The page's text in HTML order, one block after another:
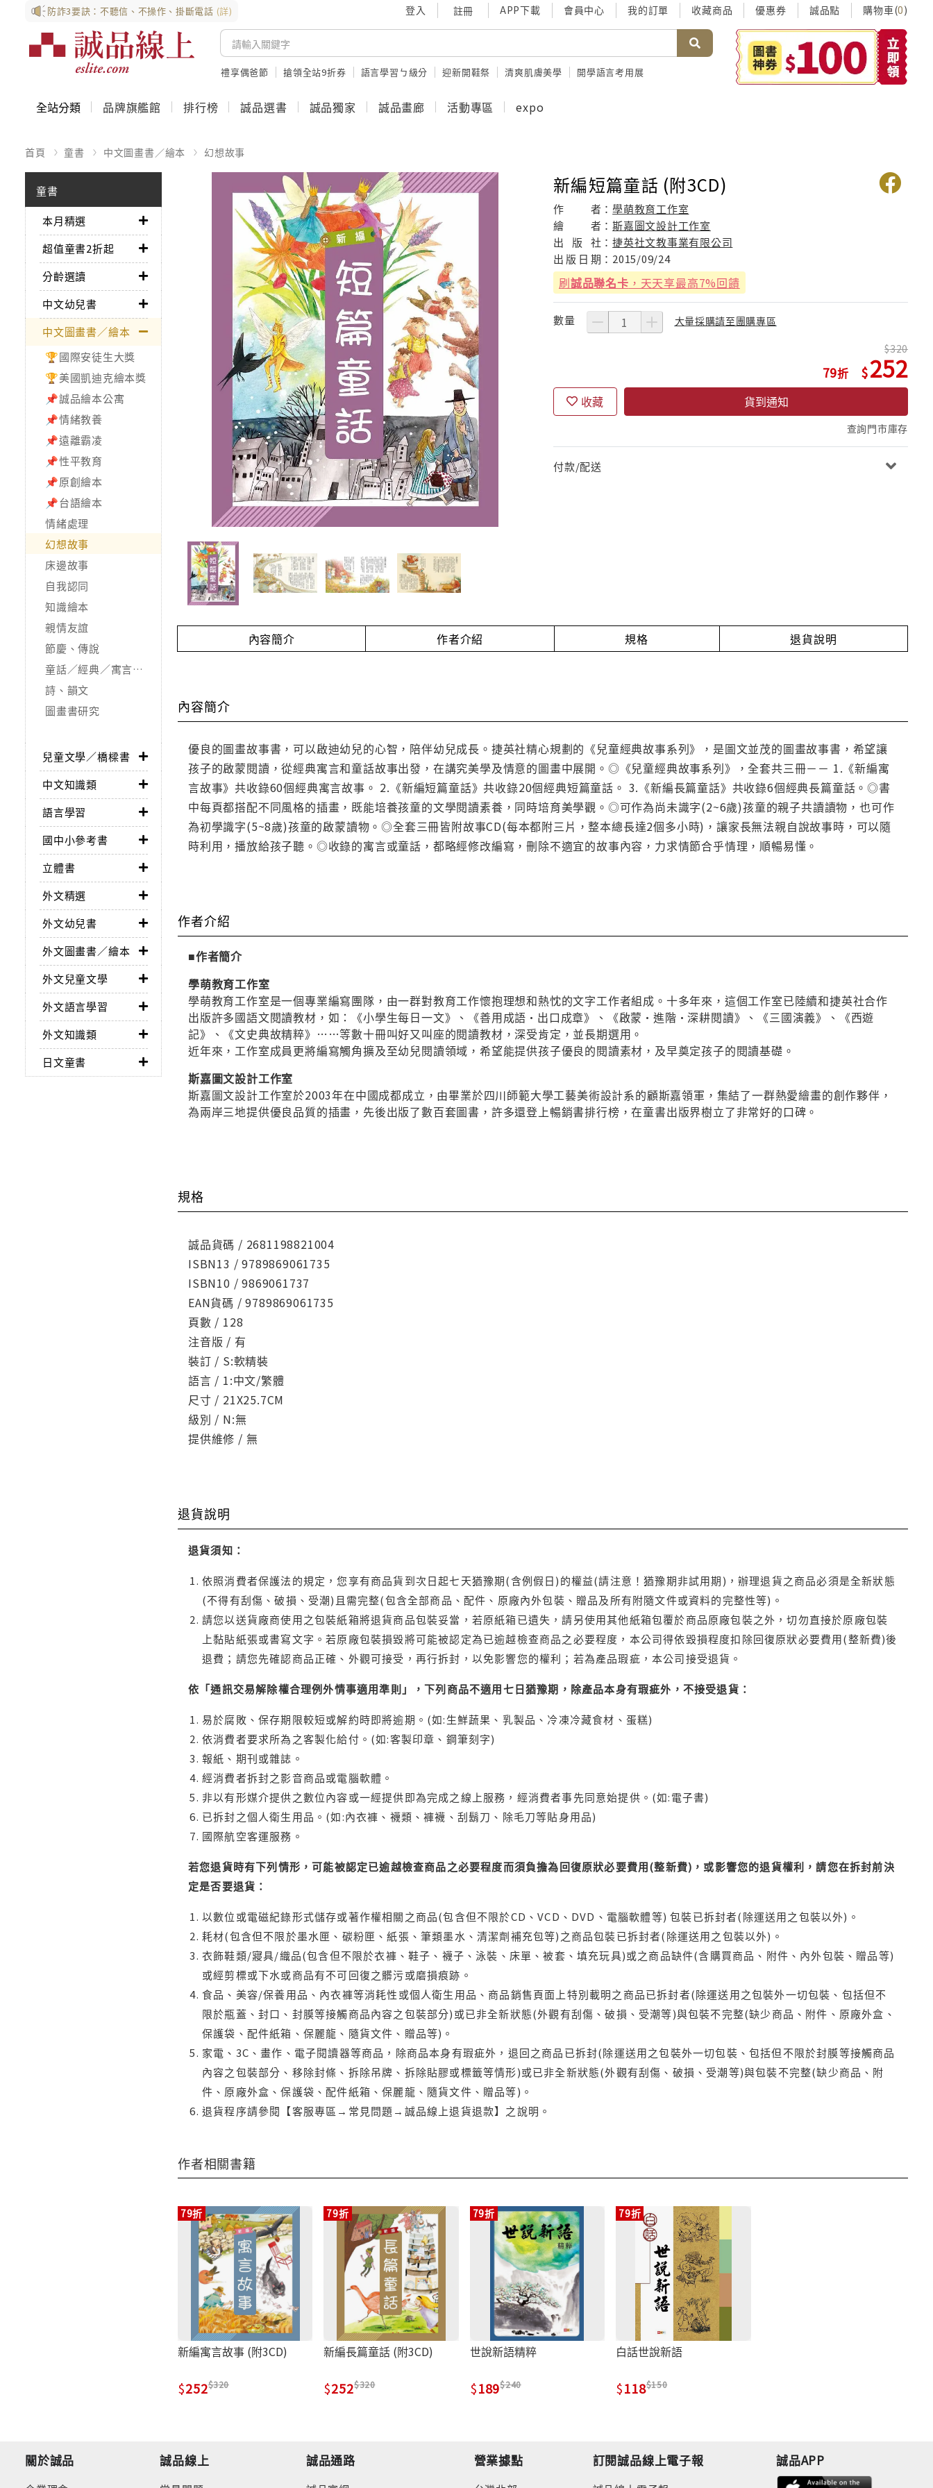
防詐3要訣：不聽信、不操作、掛斷電話 (詳) 登入 註冊 APP下載 會員中心 我的訂單 收藏商品 優惠券 誠品點 購物車(0)
禮享偶爸節 搶領全站9折券 語言學習ㄅ級分 迎新開鞋祭 清爽肌膚美學 開學語言考用展
全站分類 品牌旗艦館 排行榜 誠品選書 誠品獨家 誠品畫廊 活動專區 expo
首頁 童書 中文圖畫書／繪本 幻想故事
童書
本月精選
超值童書2折起
分齡選讀
中文幼兒書
中文圖畫書／繪本
🏆國際安徒生大獎
🏆美國凱迪克繪本獎
📌誠品繪本公寓
📌情緒教養
📌遠離霸凌
📌性平教育
📌原創繪本
📌台語繪本
情緒處理
幻想故事
床邊故事
自我認同
知識繪本
親情友誼
節慶、傳說
童話／經典／寓言故事
詩、韻文
圖畫書研究
兒童文學／橋樑書
中文知識類
語言學習
國中小參考書
立體書
外文精選
外文幼兒書
外文圖畫書／繪本
外文兒童文學
外文語言學習
外文知識類
日文童書
新編短篇童話 (附3CD)
作 者：學萌教育工作室
繪
者：斯嘉圖文設計工作室
出
版 社：捷英社文教事業有限公司
出 版 日 期： 2015/09/24
刷誠品聯名卡 ，天天享最高7%回饋
數量 大量採購請至團購專區
79
320
252
收藏 貨到通知
查詢門市庫存
付款/配送
內容簡介 作者介紹 規格 退貨說明
內容簡介
優良的圖畫故事書，可以啟迪幼兒的心智，陪伴幼兒成長。捷英社精心規劃的《兒童經典故事系列》，是圖文並茂的圖畫故事書，希望讓
孩子的啟蒙閱讀，從經典寓言和童話故事出發，在講究美學及情意的圖畫中展開。◎《兒童經典故事系列》，全套共三冊－－ 1.《新編寓
言故事》共收錄60個經典寓言故事。 2.《新編短篇童話》共收錄20個經典短篇童話。 3.《新編長篇童話》共收錄6個經典長篇童話。◎書
中每頁都搭配不同風格的插畫，既能培養孩童的文學閱讀素養，同時培育美學觀。◎可作為尚未識字(2~6歲)孩童的親子共讀讀物，也可作
為初學識字(5~8歲)孩童的啟蒙讀物。◎全套三冊皆附故事CD(每本都附三片，整本總長達2個多小時)，讓家長無法親自說故事時，可以隨
時利用，播放給孩子聽。◎收錄的寓言或童話，都略經修改編寫，刪除不適宜的故事內容，力求情節合乎情理，順暢易懂。
作者介紹
■作者簡介
學萌教育工作室
學萌教育工作室是一個專業編寫團隊，由一群對教育工作懷抱理想和熱忱的文字工作者組成。十多年來，這個工作室已陸續和捷英社合作
出版許多國語文閱讀教材，如：《小學生每日一文》、《善用成語•出口成章》、《啟蒙•進階•深耕閱讀》、《三國演義》、《西遊
記》、《文史典故精粹》……等數十冊叫好又叫座的閱讀教材，深受肯定，並長期選用。
近年來，工作室成員更將編寫觸角擴及至幼兒閱讀領域，希望能提供孩子優良的閱讀素材，及早奠定孩子的閱讀基礎。
斯嘉圖文設計工作室
斯嘉圖文設計工作室於2003年在中國成都成立，由畢業於四川師範大學工藝美術設計系的顧斯嘉領軍，集結了一群熱愛繪畫的創作夥伴，
為兩岸三地提供優良品質的插畫，先後出版了數百套圖書，許多還登上暢銷書排行榜，在童書出版界樹立了非常好的口碑。
規格
誠品貨碼 / 2681198821004
ISBN13 / 9789869061735
ISBN10 / 9869061737
EAN貨碼 / 9789869061735
頁數 / 128
注音版 / 有
裝訂 / S:軟精裝
語言 / 1:中文/繁體
尺寸 / 21X25.7CM
級別 / N:無
提供維修 / 無
退貨說明
退貨須知：
依照消費者保護法的規定，您享有商品貨到次日起七天猶豫期(含例假日)的權益(請注意！猶豫期非試用期)，辦理退貨之商品必須是全新狀態
(不得有刮傷、破損、受潮)且需完整(包含全部商品、配件、原廠內外包裝、贈品及所有附隨文件或資料的完整性等)。
請您以送貨廠商使用之包裝紙箱將退貨商品包裝妥當，若原紙箱已遺失，請另使用其他紙箱包覆於商品原廠包裝之外，切勿直接於原廠包裝
上黏貼紙張或書寫文字。若原廠包裝損毀將可能被認定為已逾越檢查商品之必要程度，本公司得依毀損程度扣除回復原狀必要費用(整新費)後
退費；請您先確認商品正確、外觀可接受，再行拆封，以免影響您的權利；若為產品瑕疵，本公司接受退貨。
依「通訊交易解除權合理例外情事適用準則」，下列商品不適用七日猶豫期，除產品本身有瑕疵外，不接受退貨：
易於腐敗、保存期限較短或解約時即將逾期。(如:生鮮蔬果、乳製品、冷凍冷藏食材、蛋糕)
依消費者要求所為之客製化給付。(如:客製印章、鋼筆刻字)
報紙、期刊或雜誌。
經消費者拆封之影音商品或電腦軟體。
非以有形媒介提供之數位內容或一經提供即為完成之線上服務，經消費者事先同意始提供。(如:電子書)
已拆封之個人衛生用品。(如:內衣褲、襪類、褲襪、刮鬍刀、除毛刀等貼身用品)
國際航空客運服務。
若您退貨時有下列情形，可能被認定已逾越檢查商品之必要程度而須負擔為回復原狀必要費用(整新費)，或影響您的退貨權利，請您在拆封前決
定是否要退貨：
以數位或電磁紀錄形式儲存或著作權相關之商品(包含但不限於CD、VCD、DVD、電腦軟體等) 包裝已拆封者(除運送用之包裝以外)。
耗材(包含但不限於墨水匣、碳粉匣、紙張、筆類墨水、清潔劑補充包等)之商品包裝已拆封者(除運送用之包裝以外)。
衣飾鞋類/寢具/織品(包含但不限於衣褲、鞋子、襪子、泳裝、床單、被套、填充玩具)或之商品缺件(含購買商品、附件、內外包裝、贈品等)
或經剪標或下水或商品有不可回復之髒污或磨損痕跡。
食品、美容/保養用品、內衣褲等消耗性或個人衛生用品、商品銷售頁面上特別載明之商品已拆封者(除運送用之包裝外一切包裝、包括但不
限於瓶蓋、封口、封膜等接觸商品內容之包裝部分)或已非全新狀態(外觀有刮傷、破損、受潮等)與包裝不完整(缺少商品、附件、原廠外盒、
保護袋、配件紙箱、保麗龍、隨貨文件、贈品等)。
家電、3C、畫作、電子閱讀器等商品，除商品本身有瑕疵外，退回之商品已拆封(除運送用之包裝外一切包裝、包括但不限於封膜等接觸商品
內容之包裝部分、移除封條、拆除吊牌、拆除貼膠或標籤等情形)或已非全新狀態(外觀有刮傷、破損、受潮等)與包裝不完整(缺少商品、附
件、原廠外盒、保護袋、配件紙箱、保麗龍、隨貨文件、贈品等)。
退貨程序請參閱【客服專區→常見問題→誠品線上退貨退款】之說明。
作者相關書籍
79折
新編寓言故事 (附3CD)
252 320
79折
新編長篇童話 (附3CD)
252 320
79折
世說新語精粹
189 240
79折
白話世說新語
118 150
關於誠品 誠品線上 誠品通路 營業據點 訂閱誠品線上電子報 誠品APP